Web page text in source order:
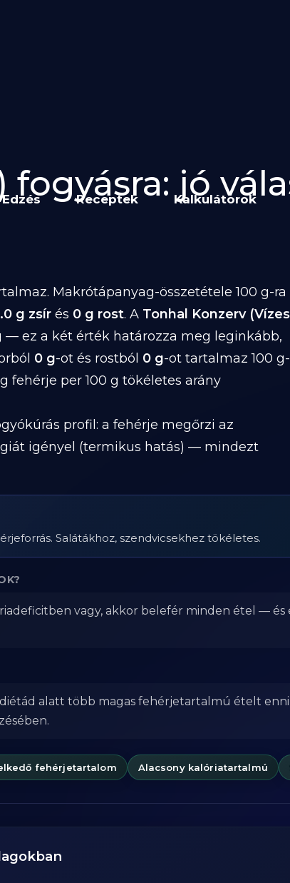
Edzés Receptek Kalkulátorok
jó
Makrótápanyag-összetétele 100 g-ra
g zsír és 0 g rost. A Tonhal Konzerv
— ez a két érték határozza meg leginkább,
0 g-ot és rostból 0 g-ot tartalmaz 100
fehérje per 100 g tökéletes arány
profil: a fehérje megőrzi az
igényel (termikus hatás) — mindezt
Salátákhoz, szendvicsekhez tökéletes.
vagy, akkor belefér minden étel — és
alatt több magas fehérjetartalmú ételt
fehérjetartalom Alacsony kalóriatartalmú